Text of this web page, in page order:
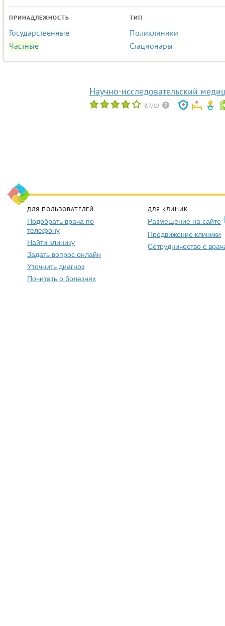
ПРИНАДЛЕЖНОСТЬ
Государственные
Частные
ТИП
Поликлиники
Стационары
Научно-исследовательский
8,7/10
ДЛЯ ПОЛЬЗОВАТЕЛЕЙ
Подобрать врача по
телефону
Найти клинику
Задать вопрос онлайн
Уточнить диагноз
Почитать о болезнях
ДЛЯ КЛИНИК
Размещение на сайте
Продвижение клиники
Сотрудничество с